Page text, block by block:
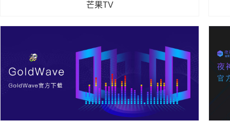
芒果TV
芒果TV
芒果TV是湖南广电旗下唯一的一款视频播放软件，几乎所
有湖南台的电视剧、综艺节目都可以在芒果TV中观看到，
并且芒果TV的画质非常清晰，并能够支持主流音视频格式
的本地播放，总而言之，功能十分强大，是一款不可多得...
QQ
多
拼